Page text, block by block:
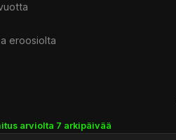
eroosiolta
arviolta 7 arkipäivää